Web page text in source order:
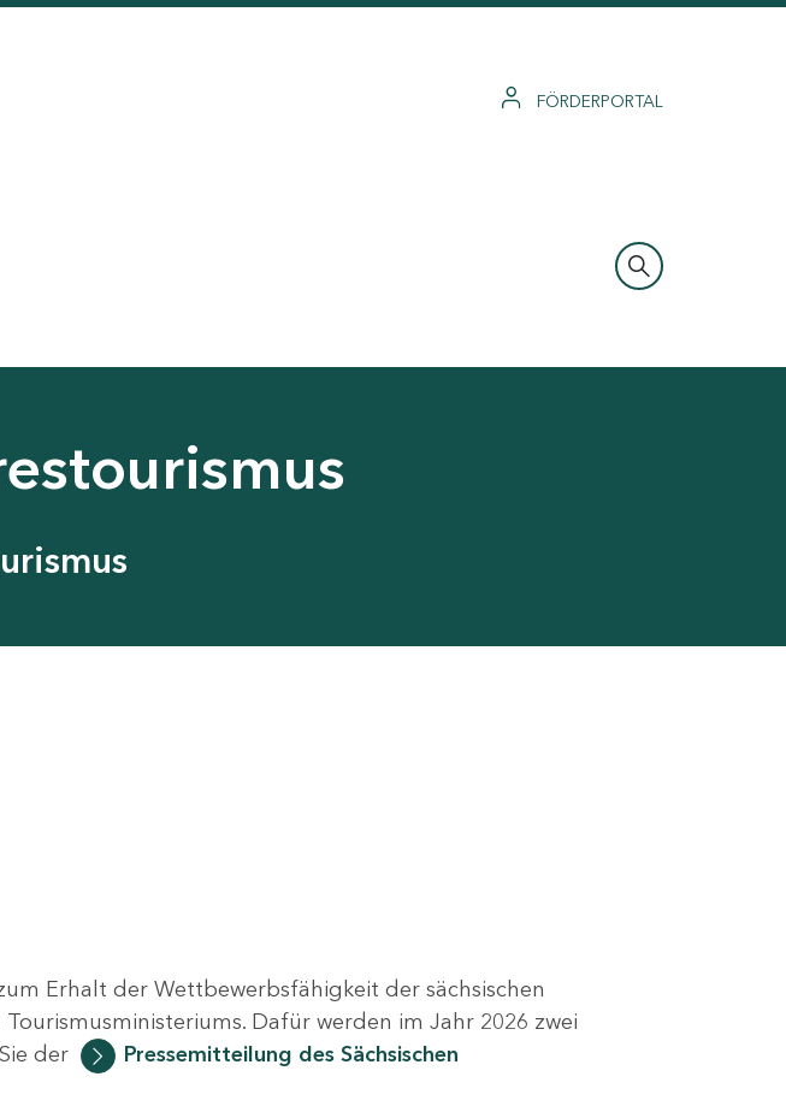
FÖRDERPORTAL
Erhalt der Wettbewerbsfähigkeit der sächsischen
Dafür werden im Jahr 2026 zwei
der
Pressemitteilung des Sächsischen